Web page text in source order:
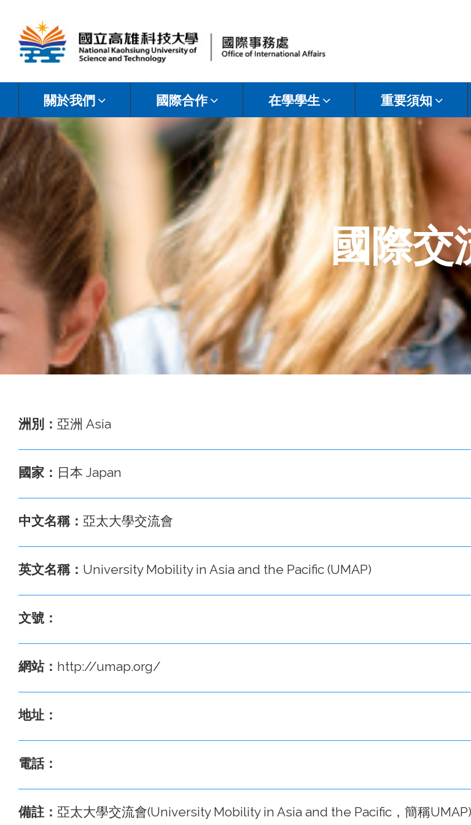
高
雄
科
技
大
學
國
事
關於我們 國際合作 在學學生 重要須知
國際交
洲別： 亞洲 Asia
國家： 日本 Japan
中文名稱： 亞太大學交流會
英文名稱： University Mobility in Asia and the Pacific (UMAP)
文號：
網站： http://umap.org/
地址：
電話：
備註： 亞太大學交流會(University Mobility in Asia and the Pacific，簡稱